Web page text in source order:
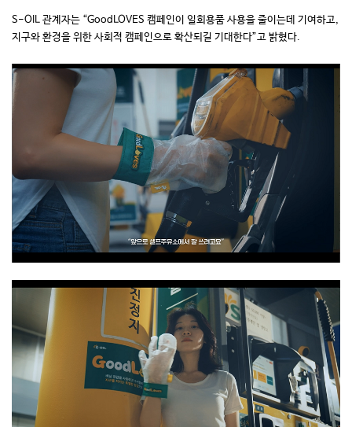
S-OIL 관계자는 “GoodLOVES 캠페인이 일회용품 사용을 줄이는데 기여하고,
지구와 환경을 위한 사회적 캠페인으로 확산되길 기대한다”고 밝혔다.